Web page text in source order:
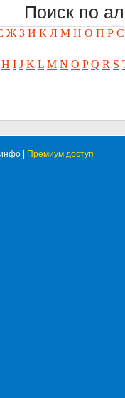
Поиск по
Ж З И К Л М Н О П Р С
H I J K L M N O P Q R S
| Премиум доступ